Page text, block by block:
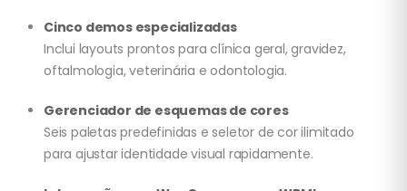
Cinco demos especializadas
Inclui layouts prontos para clínica geral, gravidez,
oftalmologia, veterinária e odontologia.
Gerenciador de esquemas de cores
Seis paletas predefinidas e seletor de cor ilimitado
para ajustar identidade visual rapidamente.